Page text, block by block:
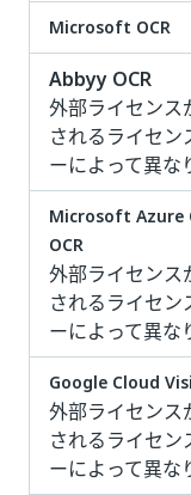
Microsoft OCR
Abbyy OCR
外部ライセンス
されるライセ
ーによって異な
Microsoft Azure
OCR
外部ライセンス
されるライセ
ーによって異な
Google Cloud
外部ライセンス
されるライセ
ーによって異な